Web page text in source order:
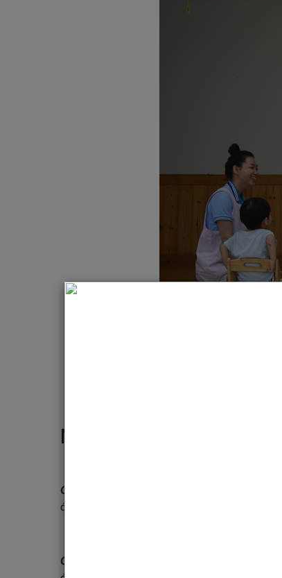
Những vấn đề giới tính
Cha mẹ hãy dạy trẻ biết cách nhận biết và
được chạm, ai sẽ không được chạm vào
Cha mẹ nên dạy trẻ thông qua những hoạt